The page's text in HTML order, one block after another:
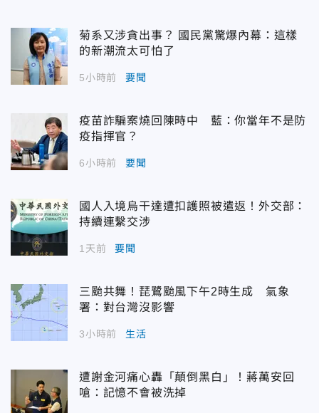
菊系又涉貪出事？ 國民黨驚爆內幕：這樣
的新潮流太可怕了
5小時前 要聞
疫苗詐騙案燒回陳時中 藍：你當年不是防
疫指揮官？
6小時前 要聞
國人入境烏干達遭扣護照被遣返！外交部：
持續連繫交涉
1天前 要聞
三颱共舞！琵鷺颱風下午2時生成 氣象
署：對台灣沒影響
3小時前 生活
遭謝金河痛心轟「顛倒黑白」！蔣萬安回
嗆：記憶不會被洗掉